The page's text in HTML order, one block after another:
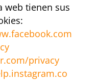
web tienen sus
privacy